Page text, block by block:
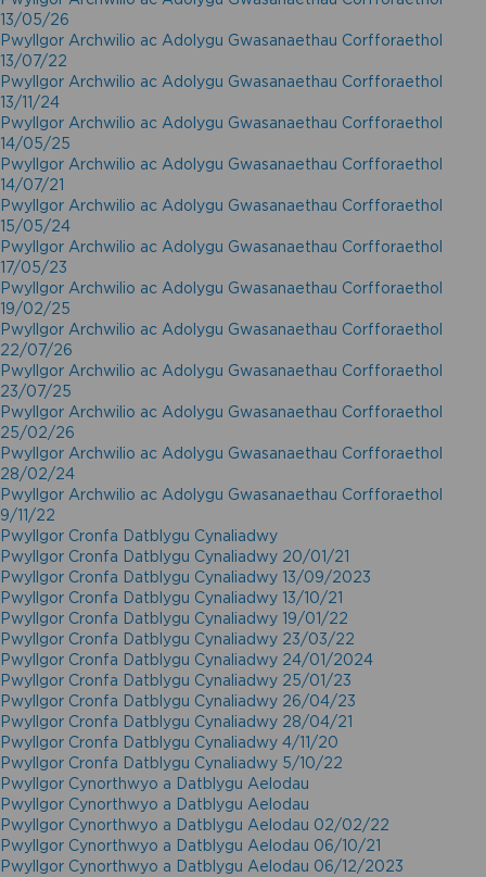
13/05/26
Pwyllgor Archwilio ac Adolygu Gwasanaethau Corfforaethol
13/07/22
Pwyllgor Archwilio ac Adolygu Gwasanaethau Corfforaethol
13/11/24
Pwyllgor Archwilio ac Adolygu Gwasanaethau Corfforaethol
14/05/25
Pwyllgor Archwilio ac Adolygu Gwasanaethau Corfforaethol
14/07/21
Pwyllgor Archwilio ac Adolygu Gwasanaethau Corfforaethol
15/05/24
Pwyllgor Archwilio ac Adolygu Gwasanaethau Corfforaethol
17/05/23
Pwyllgor Archwilio ac Adolygu Gwasanaethau Corfforaethol
19/02/25
Pwyllgor Archwilio ac Adolygu Gwasanaethau Corfforaethol
22/07/26
Pwyllgor Archwilio ac Adolygu Gwasanaethau Corfforaethol
23/07/25
Pwyllgor Archwilio ac Adolygu Gwasanaethau Corfforaethol
25/02/26
Pwyllgor Archwilio ac Adolygu Gwasanaethau Corfforaethol
28/02/24
Pwyllgor Archwilio ac Adolygu Gwasanaethau Corfforaethol
9/11/22
Pwyllgor Cronfa Datblygu Cynaliadwy
Pwyllgor Cronfa Datblygu Cynaliadwy 20/01/21
Pwyllgor Cronfa Datblygu Cynaliadwy 13/09/2023
Pwyllgor Cronfa Datblygu Cynaliadwy 13/10/21
Pwyllgor Cronfa Datblygu Cynaliadwy 19/01/22
Pwyllgor Cronfa Datblygu Cynaliadwy 23/03/22
Pwyllgor Cronfa Datblygu Cynaliadwy 24/01/2024
Pwyllgor Cronfa Datblygu Cynaliadwy 25/01/23
Pwyllgor Cronfa Datblygu Cynaliadwy 26/04/23
Pwyllgor Cronfa Datblygu Cynaliadwy 28/04/21
Pwyllgor Cronfa Datblygu Cynaliadwy 4/11/20
Pwyllgor Cronfa Datblygu Cynaliadwy 5/10/22
Pwyllgor Cynorthwyo a Datblygu Aelodau
Pwyllgor Cynorthwyo a Datblygu Aelodau
Pwyllgor Cynorthwyo a Datblygu Aelodau 02/02/22
Pwyllgor Cynorthwyo a Datblygu Aelodau 06/10/21
Pwyllgor Cynorthwyo a Datblygu Aelodau 06/12/2023